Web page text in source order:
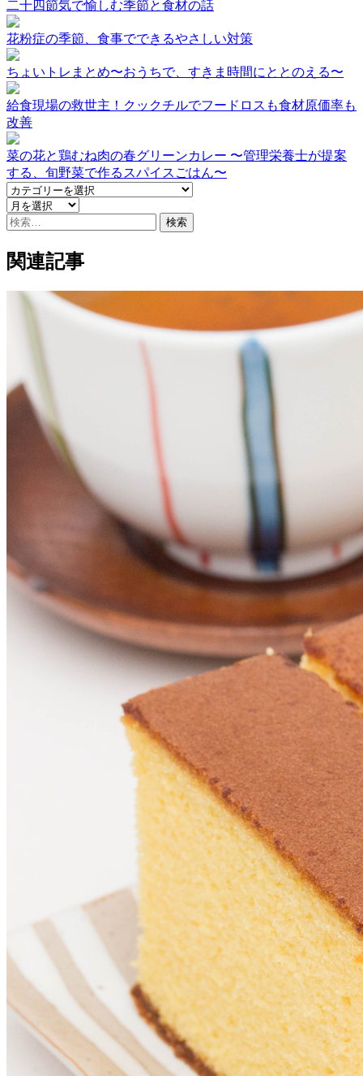
二十四節気で愉しむ季節と食材の話
花粉症の季節、食事でできるやさしい対策
ちょいトレまとめ〜おうちで、すきま時間にととのえる〜
給食現場の救世主！クックチルでフードロスも食材原価率も
改善
菜の花と鶏むね肉の春グリーンカレー 〜管理栄養士が提案
する、旬野菜で作るスパイスごはん〜
検
関連記事